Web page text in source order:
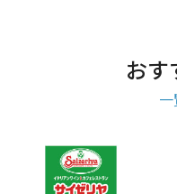
おす
一